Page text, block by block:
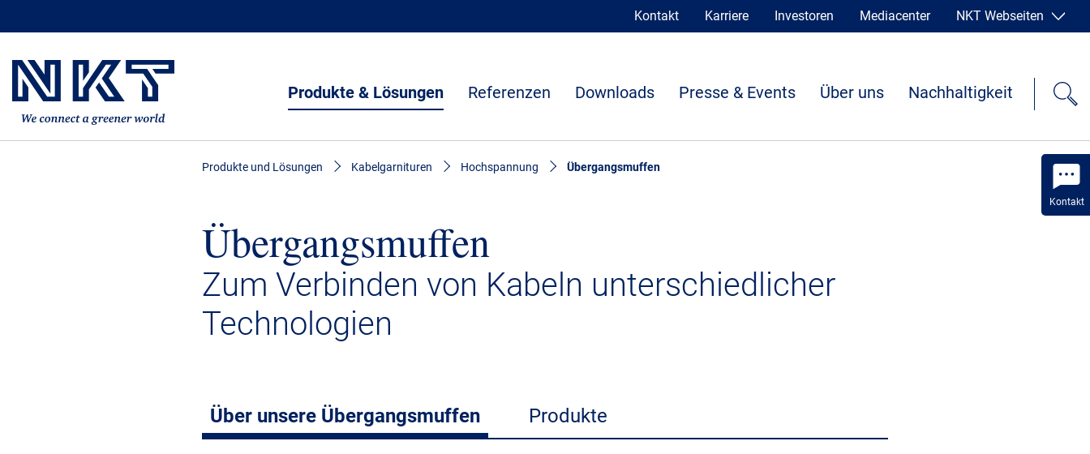
Kontakt
Kontakt Karriere Investoren Mediacenter NKT Webseiten
Produkte & Lösungen Referenzen Downloads Presse & Events Über uns Nachhaltigkeit
Übergangsmuffen
Zum Verbinden von Kabeln unterschiedlicher
Technologien
Produkte und Lösungen Kabelgarnituren Hochspannung Übergangsmuffen
Über unsere Übergangsmuffen Produkte